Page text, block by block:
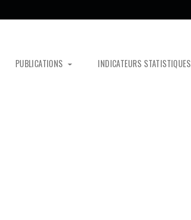
PUBLICATIONS INDICATEURS STATISTIQUES